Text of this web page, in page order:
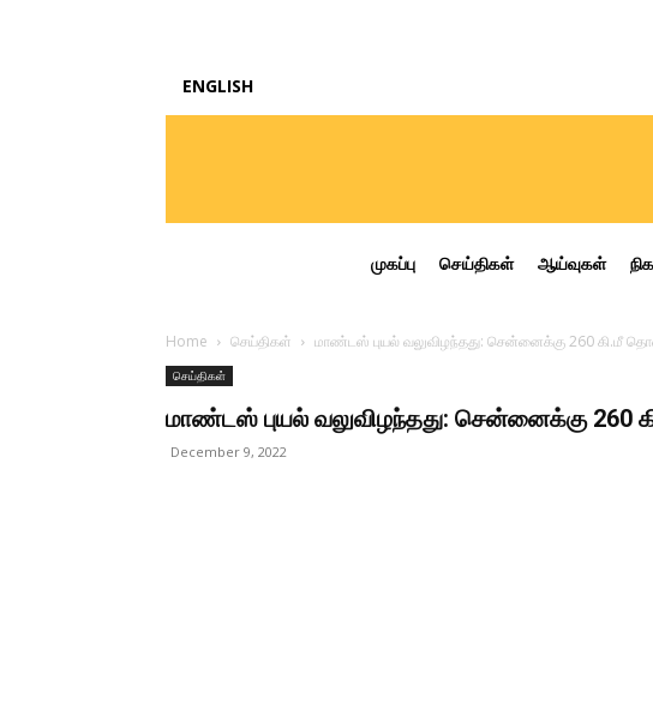
ENGLISH
முகப்பு செய்திகள் ஆய்வுகள்
Home செய்திகள் மாண்டஸ் புயல் வலுவிழந்தது: சென்னைக்கு 260 கி.மீ
செய்திகள்
மாண்டஸ் புயல் வலுவிழந்தது: சென்னைக்கு
December 9, 2022